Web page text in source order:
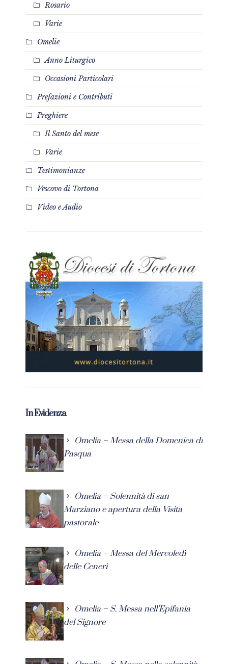
Rosario
Varie
Omelie
Anno Liturgico
Occasioni Particolari
Prefazioni e Contributi
Preghiere
Il Santo del mese
Varie
Testimonianze
Vescovo di Tortona
Video e Audio
In Evidenza
Omelia – Messa della Domenica di
Pasqua
Omelia – Solennità di san
Marziano e apertura della Visita
pastorale
Omelia – Messa del Mercoledì
delle Ceneri
Omelia – S. Messa nell’Epifania
del Signore